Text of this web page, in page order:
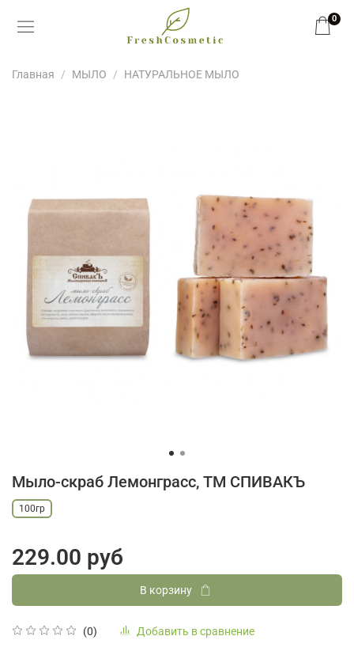
0
Главная МЫЛО НАТУРАЛЬНОЕ МЫЛО
Мыло-скраб Лемонграсс, ТМ СПИВАКЪ
(0) Добавить в сравнение
100гр
229.00 руб
В корзину